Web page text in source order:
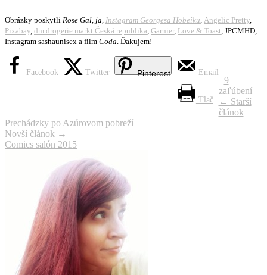
Obrázky poskytli Rose Gal, ja, Instagram Georgesa Hobeiku, Angelic Pretty,
Pixabay, dm drogerie markt Česká republika, Garnier, Love & Toast, JPCMHD,
Instagram sashaunisex a film Coda. Ďakujem!
Facebook Twitter Pinterest Email
Tlač
9
zaľúbení
článku
← Starší
článok
Prechádzky po Azúrovom pobreží
Novší článok →
Comics salón 2015